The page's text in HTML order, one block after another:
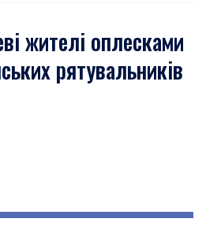
жителі оплесками
рятувальників